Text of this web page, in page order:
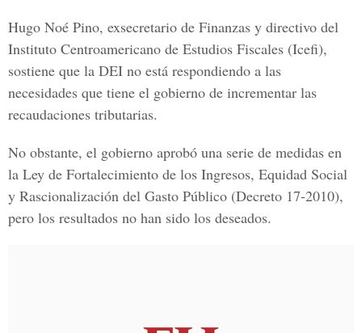
Hugo Noé Pino, exsecretario de Finanzas y directivo del
Instituto Centroamericano de Estudios Fiscales (Icefi),
sostiene que la DEI no está respondiendo a las
necesidades que tiene el gobierno de incrementar las
recaudaciones tributarias.
No obstante, el gobierno aprobó una serie de medidas en
la Ley de Fortalecimiento de los Ingresos, Equidad Social
y Rascionalización del Gasto Público (Decreto 17-2010),
pero los resultados no han sido los deseados.